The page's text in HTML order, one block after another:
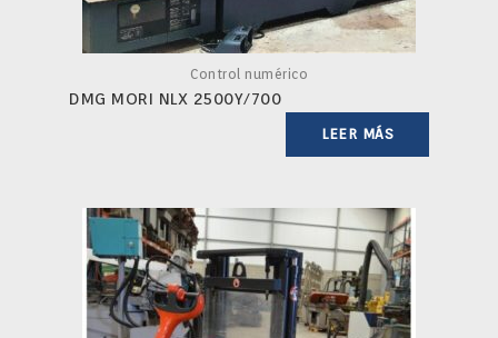
Control numérico
DMG MORI NLX 2500Y/700
LEER MÁS